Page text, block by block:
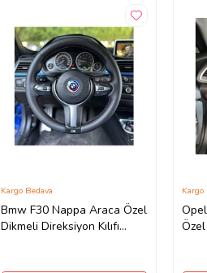
Bmw F30 Nappa Araca Özel
Dikmeli Direksiyon Kılıfı
Kargo Bedava
Özel
Kargo